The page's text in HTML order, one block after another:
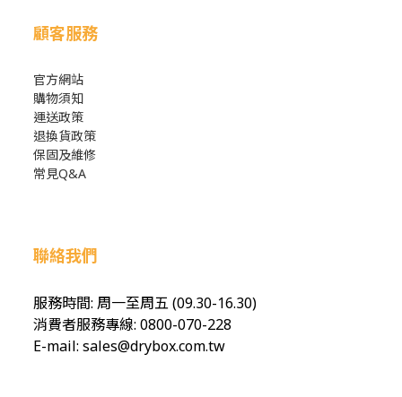
顧客服務
官方網站
購物須知
運送政策
退換貨政策
保固及維修
常見Q&A
聯絡我們
服務時間: 周一至周五 (09.30-16.30)
消費者服務專線: 0800-070-228
E-mail: sales@drybox.com.tw